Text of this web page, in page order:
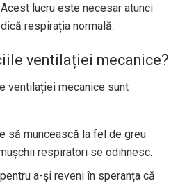
lucru este necesar atunci
respirația normală.
ventilației mecanice?
ventilației mecanice sunt
să muncească la fel de greu
respiratori se odihnesc.
a-și reveni în speranța că